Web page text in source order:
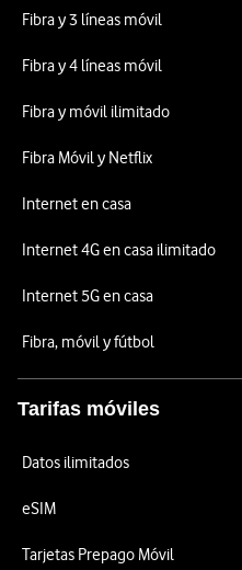
Fibra y 3 líneas móvil
Fibra y 4 líneas móvil
Fibra y móvil ilimitado
Fibra Móvil y Netflix
Internet en casa
Internet 4G en casa ilimitado
Internet 5G en casa
Fibra, móvil y fútbol
Tarifas móviles
Datos ilimitados
eSIM
Tarjetas Prepago Móvil